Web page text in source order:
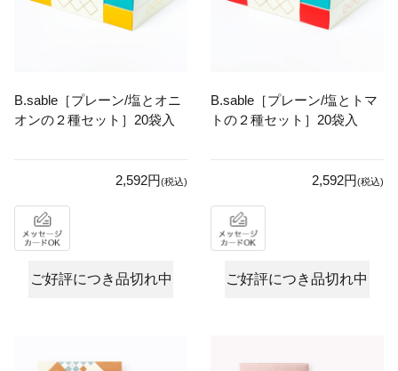
B.sable［プレーン/塩とオニ
オンの２種セット］20袋入
2,592円(税込)
ご好評につき品切れ中
B.sable［プレーン/塩とトマ
トの２種セット］20袋入
2,592円(税込)
ご好評につき品切れ中